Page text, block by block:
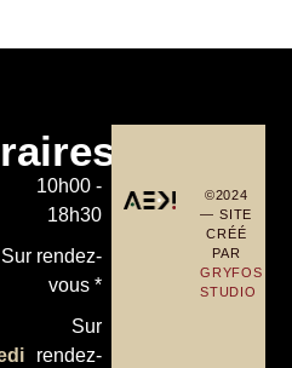
10h00 -
18h30
Sur rendez-
vous *
Sur
rendez-
©2024
— SITE
CRÉÉ
PAR
GRYFOS
STUDIO